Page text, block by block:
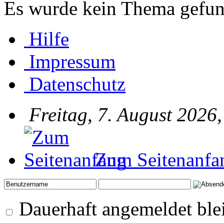
Es wurde kein Thema
Hilfe
Impressum
Datenschutz
Freitag, 7. August
Zum
Dauerhaft angemeldet